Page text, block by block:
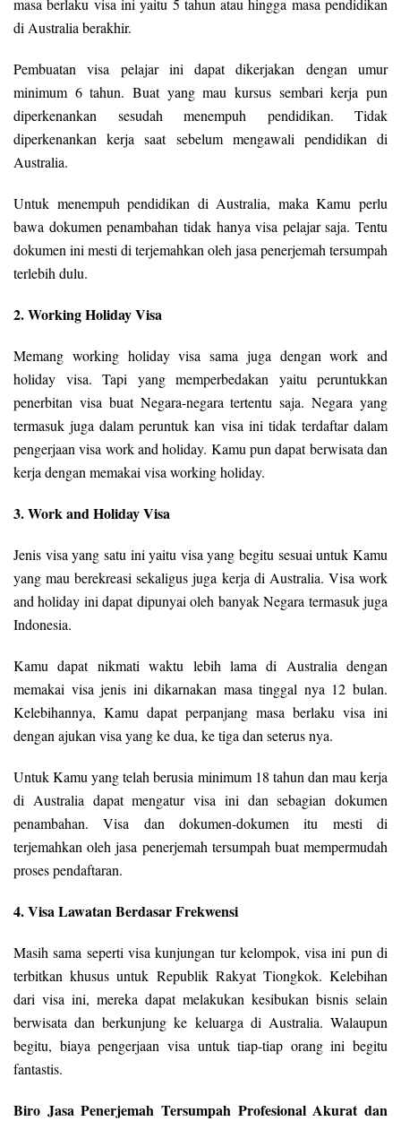
masa berlaku visa ini yaitu 5 tahun atau hingga masa pendidikan
di Australia berakhir.
Pembuatan visa pelajar ini dapat dikerjakan dengan umur
minimum 6 tahun. Buat yang mau kursus sembari kerja pun
diperkenankan sesudah menempuh pendidikan. Tidak
diperkenankan kerja saat sebelum mengawali pendidikan di
Australia.
Untuk menempuh pendidikan di Australia, maka Kamu perlu
bawa dokumen penambahan tidak hanya visa pelajar saja. Tentu
dokumen ini mesti di terjemahkan oleh jasa penerjemah tersumpah
terlebih dulu.
2. Working Holiday Visa
Memang working holiday visa sama juga dengan work and
holiday visa. Tapi yang memperbedakan yaitu peruntukkan
penerbitan visa buat Negara-negara tertentu saja. Negara yang
termasuk juga dalam peruntuk kan visa ini tidak terdaftar dalam
pengerjaan visa work and holiday. Kamu pun dapat berwisata dan
kerja dengan memakai visa working holiday.
3. Work and Holiday Visa
Jenis visa yang satu ini yaitu visa yang begitu sesuai untuk Kamu
yang mau berekreasi sekaligus juga kerja di Australia. Visa work
and holiday ini dapat dipunyai oleh banyak Negara termasuk juga
Indonesia.
Kamu dapat nikmati waktu lebih lama di Australia dengan
memakai visa jenis ini dikarnakan masa tinggal nya 12 bulan.
Kelebihannya, Kamu dapat perpanjang masa berlaku visa ini
dengan ajukan visa yang ke dua, ke tiga dan seterus nya.
Untuk Kamu yang telah berusia minimum 18 tahun dan mau kerja
di Australia dapat mengatur visa ini dan sebagian dokumen
penambahan. Visa dan dokumen-dokumen itu mesti di
terjemahkan oleh jasa penerjemah tersumpah buat mempermudah
proses pendaftaran.
4. Visa Lawatan Berdasar Frekwensi
Masih sama seperti visa kunjungan tur kelompok, visa ini pun di
terbitkan khusus untuk Republik Rakyat Tiongkok. Kelebihan
dari visa ini, mereka dapat melakukan kesibukan bisnis selain
berwisata dan berkunjung ke keluarga di Australia. Walaupun
begitu, biaya pengerjaan visa untuk tiap-tiap orang ini begitu
fantastis.
Biro Jasa Penerjemah Tersumpah Profesional Akurat dan